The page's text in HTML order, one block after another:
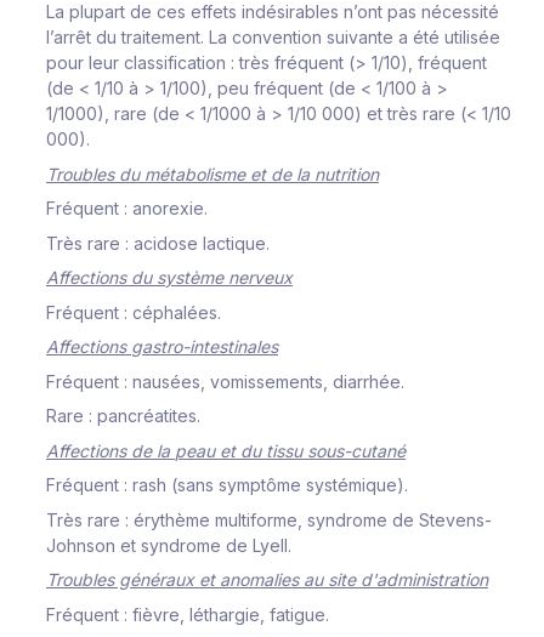
La plupart de ces effets indésirables n’ont pas nécessité
l’arrêt du traitement. La convention suivante a été utilisée
pour leur classification : très fréquent (> 1/10) fréquent
(de < 1/10 à > 1/100) peu fréquent (de < 1/100 à >
1/1000) rare (de < 1/1000 à > 1/10 000) et très rare (< 1/10
000).
Troubles du métabolisme et dela nutrition
Fréquent : anorexie.
Très rare : acidose lactique.
Affections du système nerveux
Fréquent : céphalées.
Affections gastro-intestinales
Fréquent : nausées vomissements diarrhée.
Rare : pancréatites.
Affections de la peau et du tissu sous-cutané
Fréquent : rash (sans symptôme systémique).
Très rare : érythème multiforme, syndrome de Stevens-
Johnson et syndrome de Lyell.
Troubles généraux et anomalies au site d'administration
Fréquent : fièvre, léthargie fatigue.